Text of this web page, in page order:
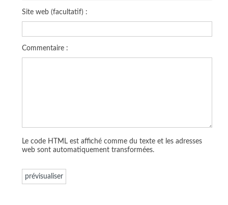
Site web (facultatif) :
Commentaire :
Le code HTML est affiché comme du texte et les adresses
web sont automatiquement transformées.